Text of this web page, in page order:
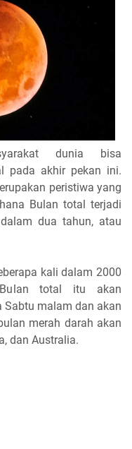
dunia bisa
pada akhir pekan ini.
peristiwa yang
Bulan total terjadi
dua tahun, atau
kali dalam 2000
Bulan total itu akan
Sabtu malam dan akan
merah darah akan
dan Australia.